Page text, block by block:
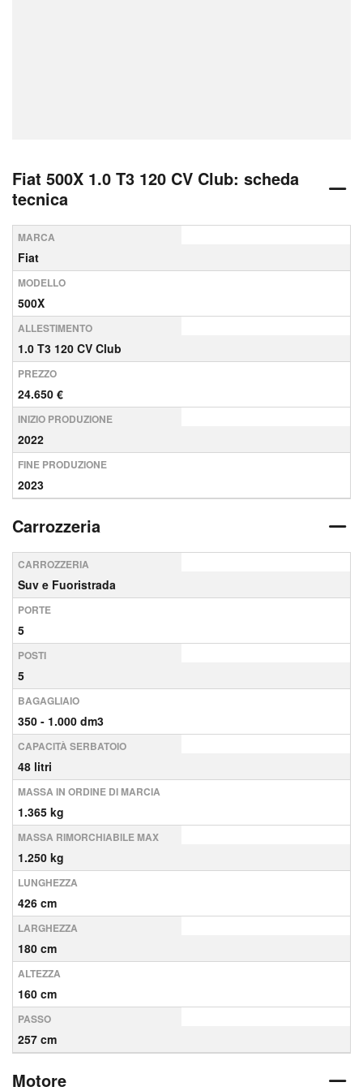
Fiat 500X 1.0 T3 120 CV Club: scheda
tecnica
MARCA
Fiat
MODELLO
500X
ALLESTIMENTO
1.0 T3 120 CV Club
PREZZO
24.650 €
INIZIO PRODUZIONE
2022
FINE PRODUZIONE
2023
Carrozzeria
CARROZZERIA
Suv e Fuoristrada
PORTE
5
POSTI
5
BAGAGLIAIO
350 - 1.000 dm3
CAPACITÀ SERBATOIO
48 litri
MASSA IN ORDINE DI MARCIA
1.365 kg
MASSA RIMORCHIABILE MAX
1.250 kg
LUNGHEZZA
426 cm
LARGHEZZA
180 cm
ALTEZZA
160 cm
PASSO
257 cm
Motore